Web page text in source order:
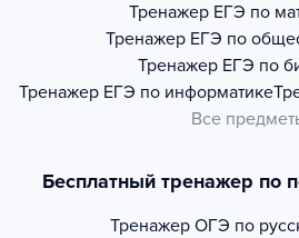
Тренажер ЕГЭ по
Тренажер ЕГЭ по
Тренажер ЕГЭ по
Тренажер ЕГЭ по информатике
Все
Бесплатный тренажер по
Тренажер ОГЭ по